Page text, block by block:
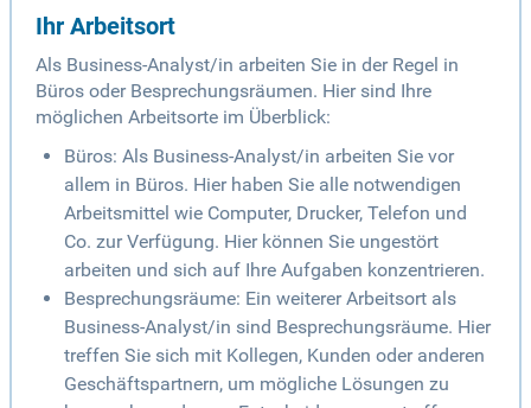
Ihr Arbeitsort
Als Business-Analyst/in arbeiten Sie in der Regel in
Büros oder Besprechungsräumen. Hier sind Ihre
möglichen Arbeitsorte im Überblick:
Büros: Als Business-Analyst/in arbeiten Sie vor
allem in Büros. Hier haben Sie alle notwendigen
Arbeitsmittel wie Computer, Drucker, Telefon und
Co. zur Verfügung. Hier können Sie ungestört
arbeiten und sich auf Ihre Aufgaben konzentrieren.
Besprechungsräume: Ein weiterer Arbeitsort als
Business-Analyst/in sind Besprechungsräume. Hier
treffen Sie sich mit Kollegen, Kunden oder anderen
Geschäftspartnern, um mögliche Lösungen zu